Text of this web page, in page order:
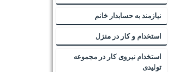
نیازمند به حسابدار خانم
استخدام و کار در منزل
استخدام نیروی کار در مجموعه
تولیدی